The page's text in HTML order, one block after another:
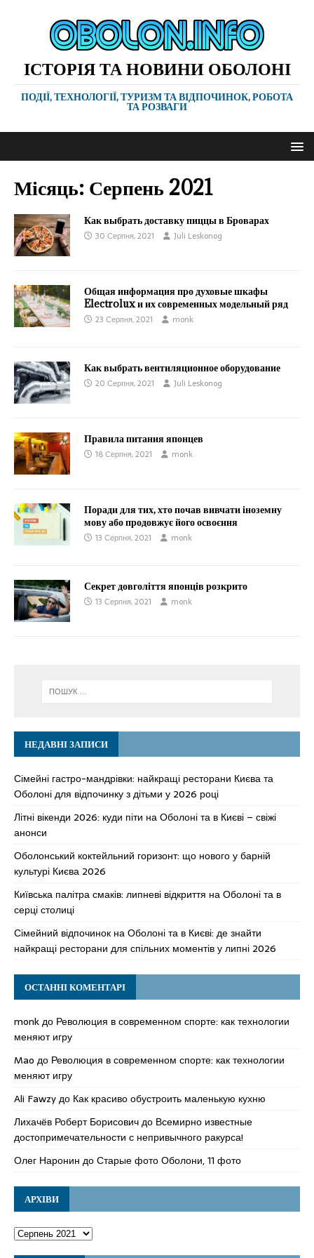
ІСТОРІЯ ТА НОВИНИ ОБОЛОНІ
ПОДІЇ, ТЕХНОЛОГІЇ, ТУРИЗМ ТА ВІДПОЧИНОК, РОБОТА
ТА РОЗВАГИ
Місяць: Серпень 2021
Как выбрать доставку пиццы в Броварах
30 Серпня, 2021 Juli Leskonog
Общая информация про духовые шкафы
Electrolux и их современных модельный ряд
23 Серпня, 2021 monk
Как выбрать вентиляционное оборудование
20 Серпня, 2021 Juli Leskonog
Правила питания японцев
18 Серпня, 2021 monk
Поради для тих, хто почав вивчати іноземну
мову або продовжує його освоєння
13 Серпня, 2021 monk
​​Секрет довголіття японців розкрито
13 Серпня, 2021 monk
НЕДАВНІ ЗАПИСИ
Сімейні гастро-мандрівки: найкращі ресторани Києва та
Оболоні для відпочинку з дітьми у 2026 році
Літні вікенди 2026: куди піти на Оболоні та в Києві – свіжі
анонси
Оболонський коктейльний горизонт: що нового у барній
культурі Києва 2026
Київська палітра смаків: липневі відкриття на Оболоні та в
серці столиці
Сімейний відпочинок на Оболоні та в Києві: де знайти
найкращі ресторани для спільних моментів у липні 2026
ОСТАННІ КОМЕНТАРІ
monkдо Революция в современном спорте: как технологии
меняют игру
Mao до Революция в современном спорте: как технологии
меняют игру
Ali Fawzyдо Как красиво обустроить маленькую кухню
Лихачёв Роберт Борисовичдо Всемирно известные
достопримечательности с непривычного ракурса!
Олег Наронин доСтарые фото Оболони, 11 фото
АРХІВИ